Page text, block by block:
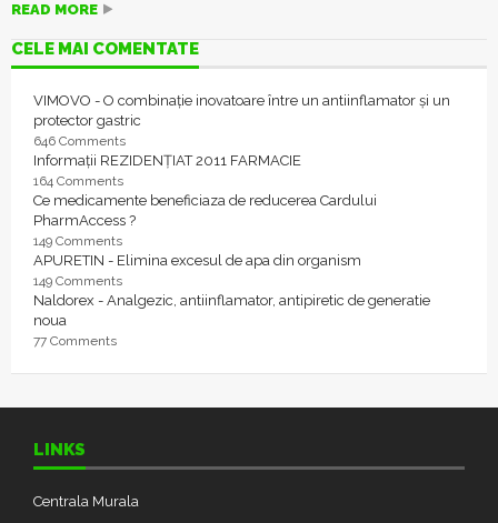
READ MORE
CELE MAI COMENTATE
VIMOVO - O combinație inovatoare între un antiinflamator și un
protector gastric
646 Comments
Informații REZIDENȚIAT 2011 FARMACIE
164 Comments
Ce medicamente beneficiaza de reducerea Cardului
PharmAccess ?
149 Comments
APURETIN - Elimina excesul de apa din organism
149 Comments
Naldorex - Analgezic, antiinflamator, antipiretic de generatie
noua
77 Comments
LINKS
Centrala Murala